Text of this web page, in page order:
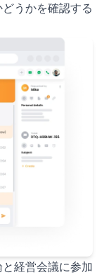
うかを確認する
経営会議に参加